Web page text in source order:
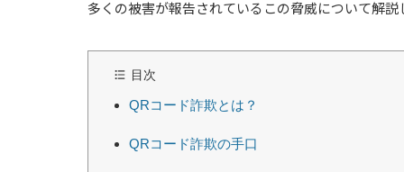
多くの被害が報告されているこの脅威について解説
目次
QRコード詐欺とは？
QRコード詐欺の手口